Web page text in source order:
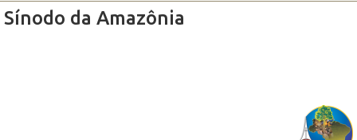
Sínodo da Amazônia